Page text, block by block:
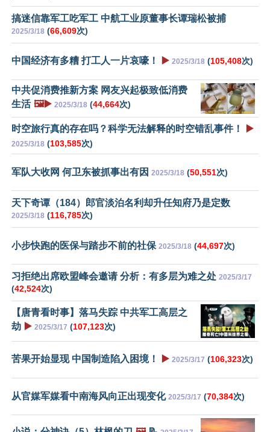
搞迷信靠军工吃军工 中航工业原董事长谭瑞松被捕
2025/3/18 (66,609次)
中国经济有多糟 打工人一片哀嚎！ ▶️ 2025/3/18 (105,408次)
中共促消费推新方案 网友兴起极致低消费
生活 🖼️▶️ 2025/3/18 (44,664次)
时空旅行真的存在吗？科学无法解释的时空错乱事件！ ▶️
2025/3/18 (103,585次)
军队大收网 何卫东被抓事出有因 2025/3/18 (50,551次)
天下奇谭（184）郎官淡泊名利却升任知府乃是定数
2025/3/18 (116,785次)
小步快跑的医保与踏步不前的社保 2025/3/18 (44,697次)
习拒绝出席欧盟峰会邀请 分析：有多层为难之处 2025/3/17
(42,524次)
【唐青看时事】落马失踪 中共军工高层之
劫 ▶️ 2025/3/17 (107,123次)
苦果开始显现 中国制造陷入困境！ ▶️ 2025/3/17 (106,323次)
从官媒军媒看中南海风向正出现变化 2025/3/17 (70,384次)